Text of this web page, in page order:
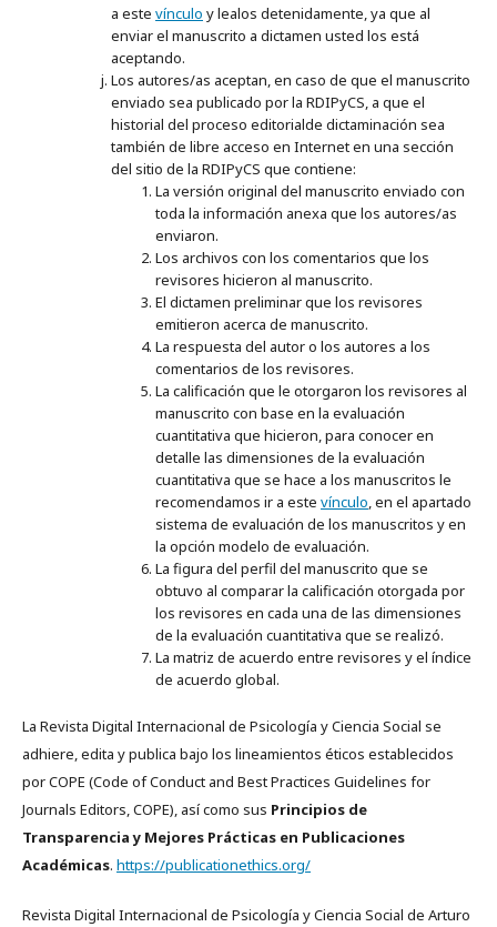
a este vínculo y lealos detenidamente, ya que al
enviar el manuscrito a dictamen usted los está
aceptando.
Los autores/as aceptan, en caso de que el manuscrito
enviado sea publicado por la RDIPyCS, a que el
historial del proceso editorialde dictaminación sea
también de libre acceso en Internet en una sección
del sitio de la RDIPyCS que contiene:
La versión original del manuscrito enviado con
toda la información anexa que los autores/as
enviaron.
Los archivos con los comentarios que los
revisores hicieron al manuscrito.
El dictamen preliminar que los revisores
emitieron acerca de manuscrito.
La respuesta del autor o los autores a los
comentarios de los revisores.
La calificación que le otorgaron los revisores al
manuscrito con base en la evaluación
cuantitativa que hicieron, para conocer en
detalle las dimensiones de la evaluación
cuantitativa que se hace a los manuscritos le
recomendamos ir a este vínculo, en el apartado
sistema de evaluación de los manuscritos y en
la opción modelo de evaluación.
La figura del perfil del manuscrito que se
obtuvo al comparar la calificación otorgada por
los revisores en cada una de las dimensiones
de la evaluación cuantitativa que se realizó.
La matriz de acuerdo entre revisores y el índice
de acuerdo global.
La Revista Digital Internacional de Psicología y Ciencia Social se
adhiere, edita y publica bajo los lineamientos éticos establecidos
por COPE (Code of Conduct and Best Practices Guidelines for
Journals Editors, COPE), así como sus Principios de
Transparencia y Mejores Prácticas en Publicaciones
Académicas. https://publicationethics.org/
Revista Digital Internacional de Psicología y Ciencia Social de Arturo